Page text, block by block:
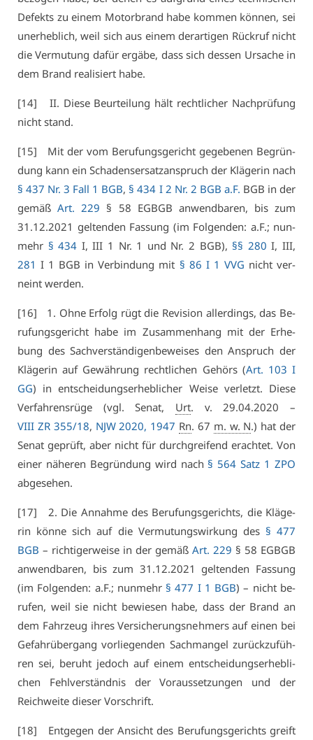
De­fekts zu ei­nem Mo­tor­brand ha­be kom­men kön­nen, sei
un­er­heb­lich, weil sich aus ei­nem der­ar­ti­gen Rück­ruf nicht
die Ver­mu­tung da­für er­gä­be, dass sich des­sen Ur­sa­che in
dem Brand rea­li­siert ha­be.
[14] II. Die­se Be­ur­tei­lung hält recht­li­cher Nach­prü­fung
nicht stand.
[15] Mit der vom Be­ru­fungs­ge­richt ge­ge­be­nen Be­grün­
dung kann ein Scha­dens­er­satz­an­spruch der Klä­ge­rin nach
§ 437 Nr. 3 Fall 1 BGB, § 434 I 2 Nr. 2 BGB a.F. BGB in der
ge­mäßArt. 229 § 58 EGBGB an­wend­ba­ren, bis zum
31.12.2021 gel­ten­den Fas­sung (im Fol­gen­den: a.F.; nun­
mehr § 434 I, III 1 Nr. 1 und Nr. 2 BGB), §§ 280 I, III,
281 I 1 BGB in Ver­bin­dung mit § 86 I 1 VVG nicht ver­
neint wer­den.
[16] 1. Oh­ne Er­folg rügt die Re­vi­si­on al­ler­dings, das Be­
ru­fungs­ge­richt ha­be im Zu­sam­men­hang mit der Er­he­
bung des Sach­ver­stän­di­gen­be­wei­ses den An­spruch der
Klä­ge­rin auf Ge­wäh­rung recht­li­chen Ge­hörs (Art. 103 I
GG) in ent­schei­dungs­er­heb­li­cher Wei­se ver­letzt. Die­se
Ver­fah­rens­rüge (vgl. Se­nat, Urt. v. 29.04.2020 –
VI­II ZR 355/18, NJW 2020, 1947 Rn. 67 m. w. N.) hat der
Se­nat ge­prüft, aber nicht für durch­grei­fend er­ach­tet. Von
ei­ner nä­he­ren Be­grün­dung wird nach § 564 Satz 1 ZPO
ab­ge­se­hen.
[17] 2. Die An­nah­me des Be­ru­fungs­ge­richts, die Klä­ge­
rin kön­ne sich auf die Ver­mu­tungs­wir­kung des § 477
BGB – rich­ti­ger­wei­se in der ge­mäß Art. 229 § 58 EGBGB
an­wend­ba­ren, bis zum 31.12.2021 gel­ten­den Fas­sung
(im Fol­gen­den: a.F.; nun­mehr § 477 I 1 BGB) – nicht be­
ru­fen, weil sie nicht be­wie­sen ha­be, dass der Brand an
dem Fahr­zeug ih­res Ver­si­che­rungs­neh­mers auf ei­nen bei
Ge­fahr­über­gang vor­lie­gen­den Sach­man­gel zu­rück­zu­füh­
ren sei, be­ruht je­doch auf ei­nem ent­schei­dungs­er­heb­li­
chen Fehl­ver­ständ­nis der Vor­aus­set­zun­gen und der
Reich­wei­te die­ser Vor­schrift.
[18] Ent­ge­gen der An­sicht des Be­ru­fungs­ge­richts greift